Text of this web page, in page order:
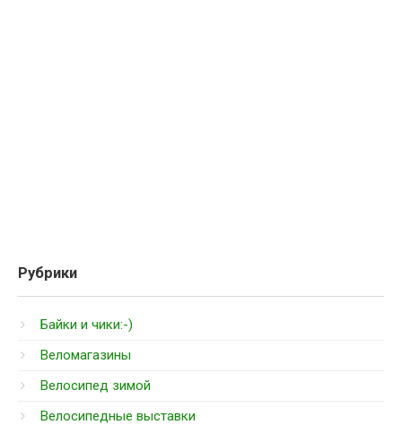
Рубрики
Байки и чики:-)
Веломагазины
Велосипед зимой
Велосипедные выставки